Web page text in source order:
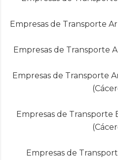
Empresas de Transporte
Empresas de Transporte
Empresas de Transporte
Empresas de Transporte
Empresas de